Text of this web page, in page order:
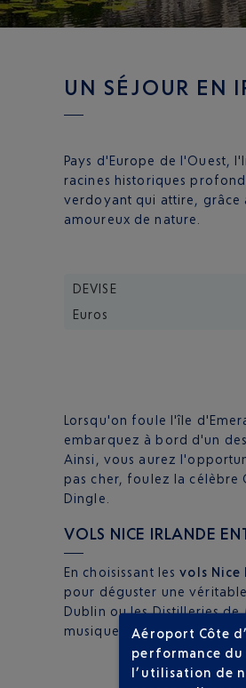
UN SÉJOUR EN
Pays d'Europe de l'Ouest,
racines historiques
verdoyant qui attire, grâce
amoureux de nature.
DEVISE
Euros
Lorsqu'on foule l'île
embarquez à bord d'un
Ainsi, vous aurez
pas cher, foulez la célèbre
Dingle.
VOLS NICE IRLANDE
En choisissant lesvols Nice
pour déguster une
Dublin ou les Distilleries
musique traditionnelle en
Aéroport Côte
performance du
l’utilisation de